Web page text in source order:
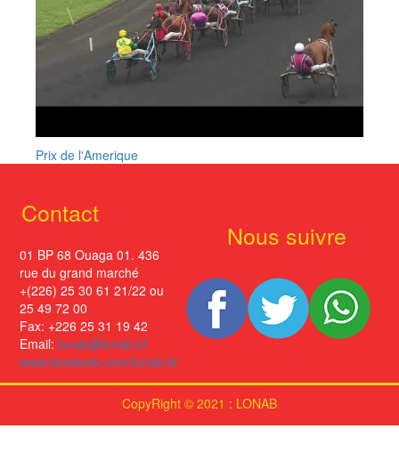
Prix de l'Amerique
Contact
01 BP 68 Ouaga 01. 436
rue du grand marché
+(226) 25 30 61 21/22 ou
25 49 72 00
Fax: +226 25 31 19 42
Email: lonab@lonab.bf
www.facebook.com/lonab.bf
Nous suivre
CopyRight © 2021 : LONAB